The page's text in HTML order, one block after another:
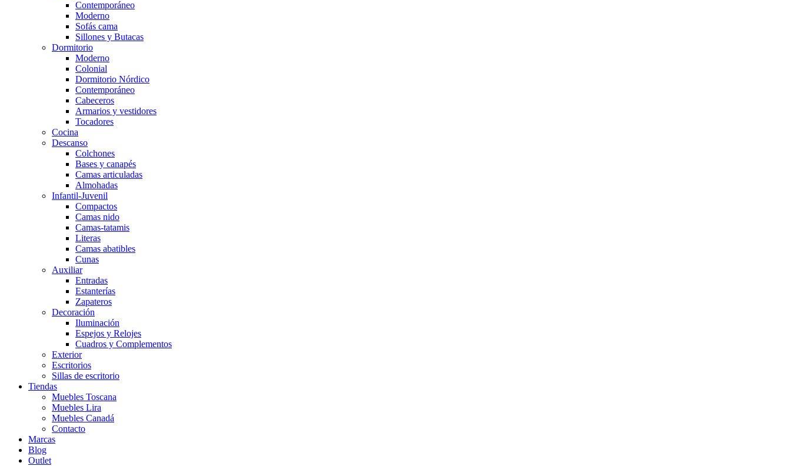
Contemporáneo
Moderno
Sofás cama
Sillones y Butacas
Dormitorio
Moderno
Colonial
Dormitorio Nórdico
Contemporáneo
Cabeceros
Armarios y vestidores
Tocadores
Cocina
Descanso
Colchones
Bases y canapés
Camas articuladas
Almohadas
Infantil-Juvenil
Compactos
Camas nido
Camas-tatamis
Literas
Camas abatibles
Cunas
Auxiliar
Entradas
Estanterías
Zapateros
Decoración
Iluminación
Espejos y Relojes
Cuadros y Complementos
Exterior
Escritorios
Sillas de escritorio
Tiendas
Muebles Toscana
Muebles Lira
Muebles Canadá
Contacto
Marcas
Blog
Outlet